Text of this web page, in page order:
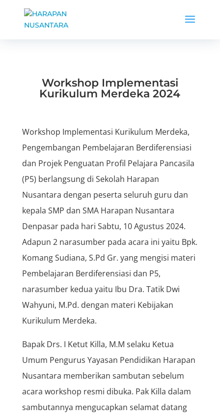
Workshop Implementasi
Kurikulum Merdeka 2024
Workshop Implementasi Kurikulum Merdeka,
Pengembangan Pembelajaran Berdiferensiasi
dan Projek Penguatan Profil Pelajara Pancasila
(P5) berlangsung di Sekolah Harapan
Nusantara dengan peserta seluruh guru dan
kepala SMP dan SMA Harapan Nusantara
Denpasar pada hari Sabtu, 10 Agustus 2024.
Adapun 2 narasumber pada acara ini yaitu Bpk.
Komang Sudiana, S.Pd Gr. yang mengisi materi
Pembelajaran Berdiferensiasi dan P5,
narasumber kedua yaitu Ibu Dra. Tatik Dwi
Wahyuni, M.Pd. dengan materi Kebijakan
Kurikulum Merdeka.
Bapak Drs. I Ketut Killa, M.M selaku Ketua
Umum Pengurus Yayasan Pendidikan Harapan
Nusantara memberikan sambutan sebelum
acara workshop resmi dibuka. Pak Killa dalam
sambutannya mengucapkan selamat datang